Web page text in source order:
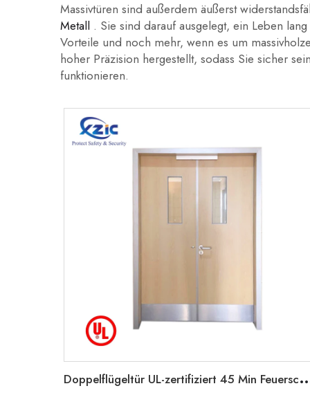
Massivtüren sind außerdem äußerst
Metall . Sie sind darauf ausgelegt, ein Leben
Vorteile und noch mehr, wenn es um
hoher Präzision hergestellt, sodass Sie sicher
funktionieren.
oppelflügeltür UL-zertifiziert 45 Min